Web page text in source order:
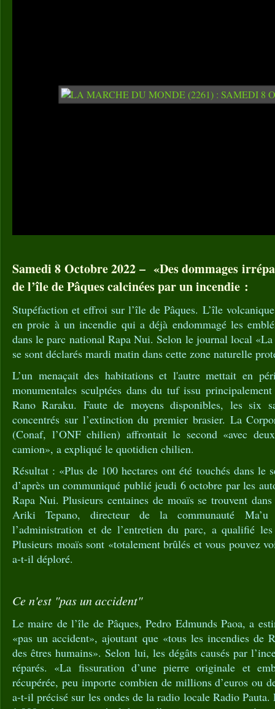
Samedi 8 Octobre 2022 – «Des dommages
de l’île de Pâques calcinées par un incendie :
Stupéfaction et effroi sur l’île de Pâques. L’île
en proie à un incendie qui a déjà endommagé les
dans le parc national Rapa Nui. Selon le journal local
se sont déclarés mardi matin dans cette zone naturelle
L’un menaçait des habitations et l'autre mettait en
monumentales sculptées dans du tuf issu
Rano Raraku. Faute de moyens disponibles, les six
concentrés sur l’extinction du premier brasier. La
(Conaf, l’ONF chilien) affrontait le second «avec
camion», a expliqué le quotidien chilien.
Résultat : «Plus de 100 hectares ont été touchés dans le
d’après un communiqué publié jeudi 6 octobre par les
Rapa Nui. Plusieurs centaines de moaïs se trouvent
Ariki Tepano, directeur de la communauté
l’administration et de l’entretien du parc, a qualifié les
Plusieurs moaïs sont «totalement brûlés et vous pouvez
a-t-il déploré.
Ce n'est "pas un accident"
Le maire de l’île de Pâques, Pedro Edmunds Paoa, a
«pas un accident», ajoutant que «tous les incendies de
des êtres humains». Selon lui, les dégâts causés par
réparés. «La fissuration d’une pierre originale et
récupérée, peu importe combien de millions d’euros ou
a-t-il précisé sur les ondes de la radio locale Radio Pauta.